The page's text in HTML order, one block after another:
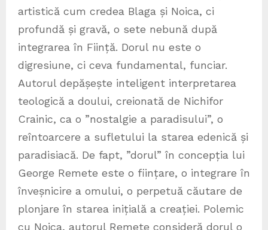
artistică cum credea Blaga și Noica, ci
profundă și gravă, o sete nebună după
integrarea în Ființă. Dorul nu este o
digresiune, ci ceva fundamental, funciar.
Autorul depășește inteligent interpretarea
teologică a doului, creionată de Nichifor
Crainic, ca o ”nostalgie a paradisului”, o
reîntoarcere a sufletului la starea edenică și
paradisiacă. De fapt, ”dorul” în concepția lui
George Remete este o ființare, o integrare în
înveșnicire a omului, o perpetuă căutare de
plonjare în starea inițială a creației. Polemic
cu Noica, autorul Remete consideră dorul o